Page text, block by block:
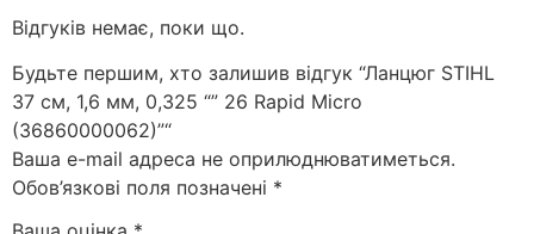
Відгуків немає, поки що.
Будьте першим, хто залишив відгук “Ланцюг STIHL
37 см, 1,6 мм, 0,325 “” 26 Rapid Micro
(36860000062)”“
Ваша e-mail адреса не оприлюднюватиметься.
Обов’язкові поля позначені *